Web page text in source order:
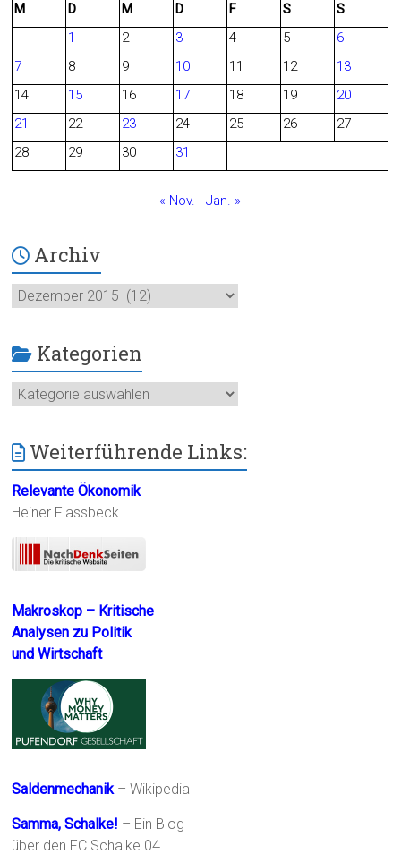
b
o
M
D M D F S
S
1
2 3 4 5
6
7
8 9 10 11 12
13
14
15 16 17 18 19
20
21
22 23 24 25 26
27
28
29 30 31
« Nov. Jan. »
Archiv
Archiv
Kategorien
Kategorien
Weiterführende Links:
Relevante Ökonomik
Heiner Flassbeck
Makroskop – Kritische
Analysen zu Politik
und Wirtschaft
Saldenmechanik– Wikipedia
Samma, Schalke! – Ein Blog
über den FC Schalke 04